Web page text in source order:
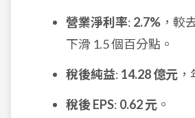
營業淨利率: 2.7% ，較
下滑 1.5 個百分點。
稅後純益: 14.28 億元
稅後 EPS: 0.62 元 。